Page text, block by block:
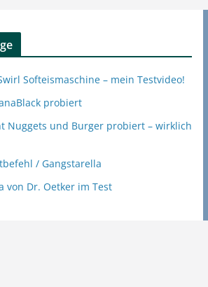
Softeismaschine – mein Testvideo!
probiert
Nuggets und Burger probiert – wirklich
/ Gangstarella
von Dr. Oetker im Test